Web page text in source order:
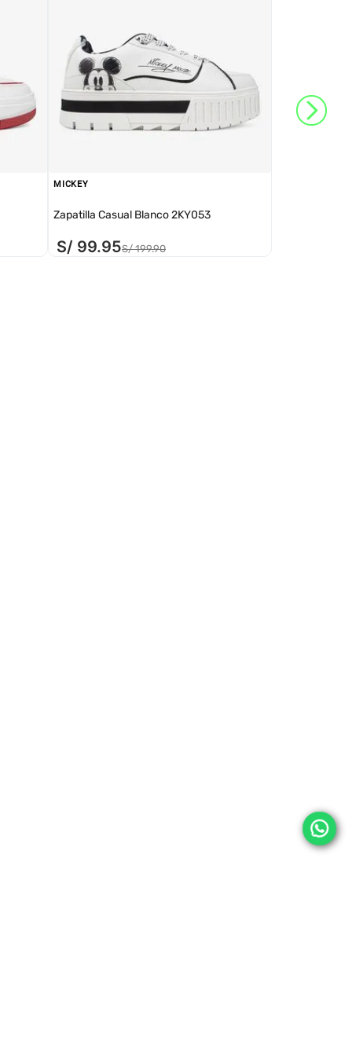
MICKEY
Zapatilla Casual Blanco 2KY053
S/ 99.95S/ 199.90